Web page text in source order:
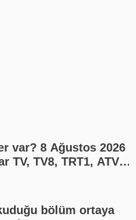
var? 8 Ağustos 2026
TV, TV8, TRT1, ATV
bölüm ortaya